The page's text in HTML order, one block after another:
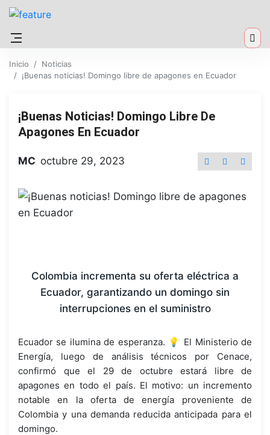
Inicio
Noticias
¡Buenas noticias! Domingo libre de apagones en Ecuador
¡Buenas Noticias! Domingo Libre De
Apagones En Ecuador
MC octubre 29, 2023
Colombia incrementa su oferta eléctrica a
Ecuador, garantizando un domingo sin
interrupciones en el suministro
Ecuador se ilumina de esperanza. 💡 El Ministerio de
Energía, luego de análisis técnicos por Cenace,
confirmó que el 29 de octubre estará libre de
apagones en todo el país. El motivo: un incremento
notable en la oferta de energía proveniente de
Colombia y una demanda reducida anticipada para el
domingo.